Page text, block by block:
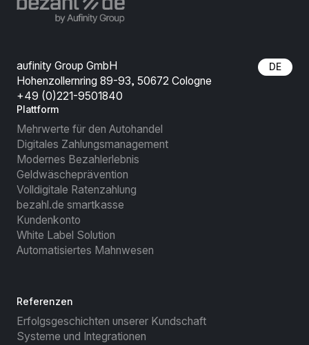
aufinity Group GmbH
Hohenzollernring 89-93, 50672 Cologne
+49 (0)221-9501840
DE
Plattform
Mehrwerte für den Autohandel
Digitales Zahlungsmanagement
Modernes Bezahlerlebnis
Geldwäscheprävention
Volldigitale Ratenzahlung
bezahl.de smartkasse
Kundenkonto
White Label Solution
Automatisiertes Mahnwesen
Referenzen
Erfolgsgeschichten unserer Kundschaft
Systeme und Integrationen